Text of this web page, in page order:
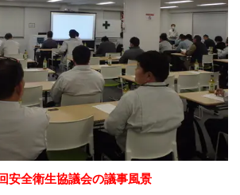
安全衛生協議会の議事風景